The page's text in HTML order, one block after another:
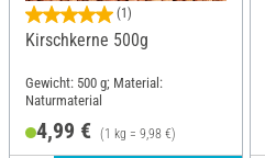
(1)
Kirschkerne 500g
Gewicht: 500 g; Material:
Naturmaterial
4,99 € (1 kg = 9,98 €)